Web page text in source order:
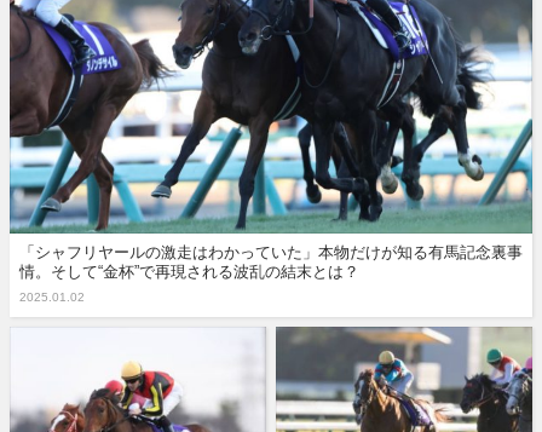
「シャフリヤールの激走はわかっていた」本物だけが知る有馬記念裏事
情。そして“金杯”で再現される波乱の結末とは？
2025.01.02